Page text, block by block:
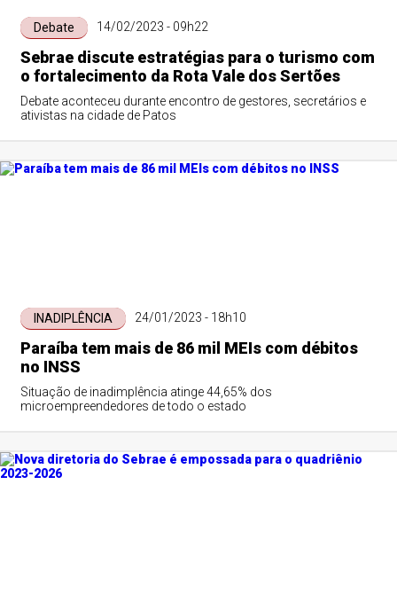
Debate 14/02/2023 - 09h22
Sebrae discute estratégias para o turismo com
o fortalecimento da Rota Vale dos Sertões
Debate aconteceu durante encontro de gestores, secretários e
ativistas na cidade de Patos
INADIPLÊNCIA 24/01/2023 - 18h10
Paraíba tem mais de 86 mil MEIs com débitos
no INSS
Situação de inadimplência atinge 44,65% dos
microempreendedores de todo o estado